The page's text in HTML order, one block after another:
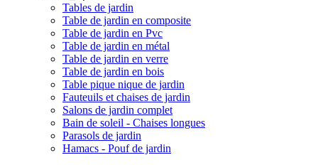
Tables de jardin
Table de jardin en composite
Table de jardin en Pvc
Table de jardin en métal
Table de jardin en verre
Table de jardin en bois
Table pique nique de jardin
Fauteuils et chaises de jardin
Salons de jardin complet
Bain de soleil - Chaises longues
Parasols de jardin
Hamacs - Pouf de jardin